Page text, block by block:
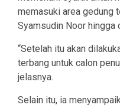
memasuki area gedung
Syamsudin Noor hingga
“Setelah itu akan
terbang untuk calon
jelasnya.
Selain itu, ia